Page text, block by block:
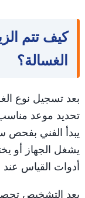
كيف تتم
الغسالة؟
بعد تسجيل نوع
تحديد موعد
يبدأ الفني
يشغل الجهاز أو
أدوات القياس
بعد التشخيص